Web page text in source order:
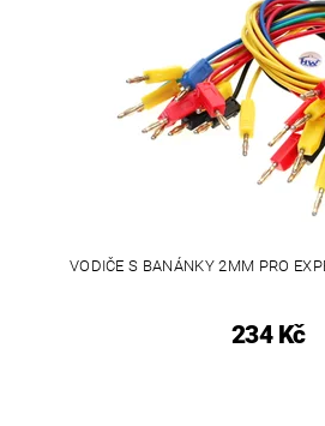
VODIČE S BANÁNKY 2MM PRO
234 Kč